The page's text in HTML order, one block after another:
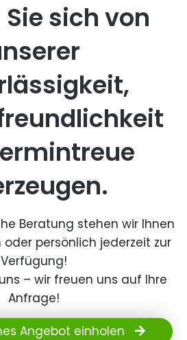
Sie sich von
Beratung stehen wir Ihnen
persönlich jederzeit zur
Verfügung!
– wir freuen uns auf Ihre
Anfrage!
Angebot einholen